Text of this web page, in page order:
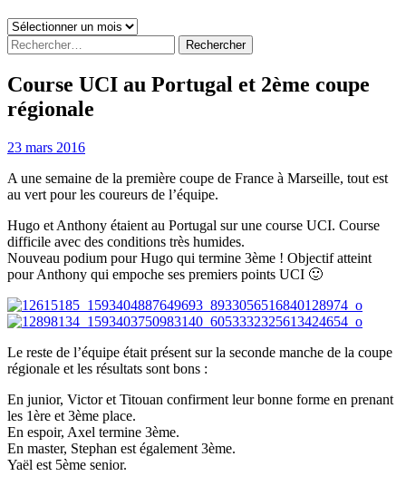
Archives
Rechercher :
Course UCI au Portugal et 2ème coupe
régionale
23 mars 2016
A une semaine de la première coupe de France à Marseille, tout est
au vert pour les coureurs de l’équipe.
Hugo et Anthony étaient au Portugal sur une course UCI. Course
difficile avec des conditions très humides.
Nouveau podium pour Hugo qui termine 3ème ! Objectif atteint
pour Anthony qui empoche ses premiers points UCI 🙂
Le reste de l’équipe était présent sur la seconde manche de la coupe
régionale et les résultats sont bons :
En junior, Victor et Titouan confirment leur bonne forme en prenant
les 1ère et 3ème place.
En espoir, Axel termine 3ème.
En master, Stephan est également 3ème.
Yaël est 5ème senior.